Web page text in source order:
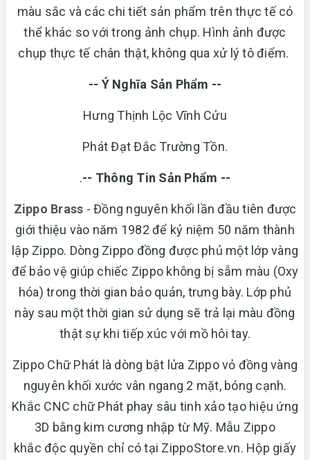
màu sắc và các chi tiết sản phẩm trên thực tế có
thể khác so với trong ảnh chụp. Hình ảnh được
chụp thực tế chân thật, không qua xử lý tô điểm.
-- Ý Nghĩa Sản Phẩm --
Hưng Thịnh Lộc Vĩnh Cửu
Phát Đạt Đắc Trường Tồn.
.-- Thông Tin Sản Phẩm --
Zippo Brass - Đồng nguyên khối lần đầu tiên được
giới thiệu vào năm 1982 để kỷ niệm 50 năm thành
lập Zippo. Dòng Zippo đồng được phủ một lớp vàng
để bảo vệ giúp chiếc Zippo không bị sẫm màu (Oxy
hóa) trong thời gian bảo quản, trưng bày. Lớp phủ
này sau một thời gian sử dụng sẽ trả lại màu đồng
thật sự khi tiếp xúc với mồ hôi tay.
Zippo Chữ Phát là dòng bật lửa Zippo vỏ đồng vàng
nguyên khối xước vân ngang 2 mặt, bóng cạnh.
Khắc CNC chữ Phát phay sâu tinh xảo tạo hiệu ứng
3D bằng kim cương nhập từ Mỹ. Mẫu Zippo
khắc độc quyền chỉ có tại ZippoStore.vn. Hộp giấy